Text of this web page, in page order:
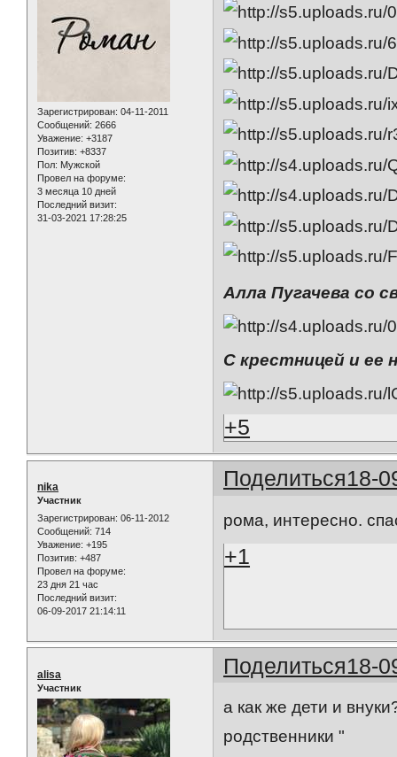
Зарегистрирован: 04-11-2011
Сообщений: 2666
Уважение: +3187
Позитив: +8337
Пол: Мужской
Провел на форуме:
3 месяца 10 дней
Последний визит:
31-03-2021 17:28:25
Алла Пугачева со
С крестницей и ее
+5
Поделиться18-
nika
Участник
Зарегистрирован: 06-11-2012
Сообщений: 714
Уважение: +195
Позитив: +487
Провел на форуме:
23 дня 21 час
Последний визит:
06-09-2017 21:14:11
рома, интересно.
+1
Поделиться18-
alisa
Участник
а как же дети и
родственники "